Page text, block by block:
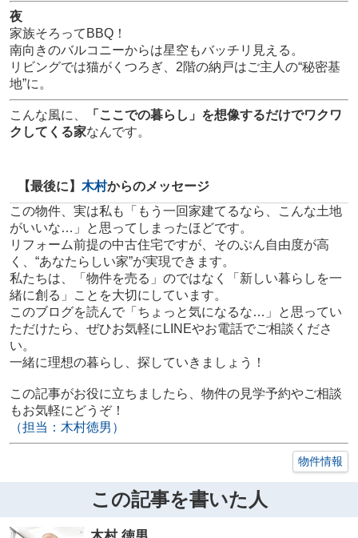
夜
家族そろってBBQ！
南向きのバルコニーからは星空もバッチリ見える。
リビングでは猫がくつろぎ、2階の納戸はご主人の“秘密基
地”に。
こんな風に、
「ここでの暮らし」を想像するだけでワクワ
クしてくる家なんです。
【最後に】 木村からのメッセージ
この物件、実は私も「もう一回家建てるなら、こんな土地
がいいな…」と思ってしまったほどです。
リフォーム前提の中古住宅ですが、そのぶん自由度が高
く、“あなたらしい家”が実現できます。
私たちは、「物件を売る」のではなく「新しい暮らしを一
緒に創る」ことを大切にしています。
このブログを読んで「ちょっと気になるな…」と思ってい
ただけたら、ぜひお気軽にLINEやお電話でご相談くださ
い。
一緒に理想の暮らし、探していきましょう！
この記事がお役に立ちましたら、物件の見学予約やご相談
もお気軽にどうぞ！
（担当：木村徳男）
物件情報
この記事を書いた人